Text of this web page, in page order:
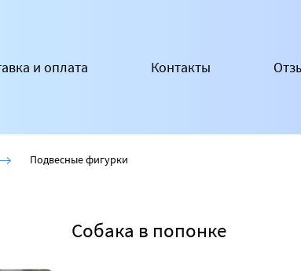
и оплата Контакты
Подвесные фигурки
Собака в попонке